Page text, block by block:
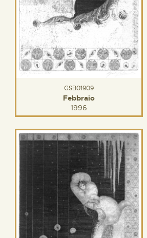
GSB01909
Febbraio
1996